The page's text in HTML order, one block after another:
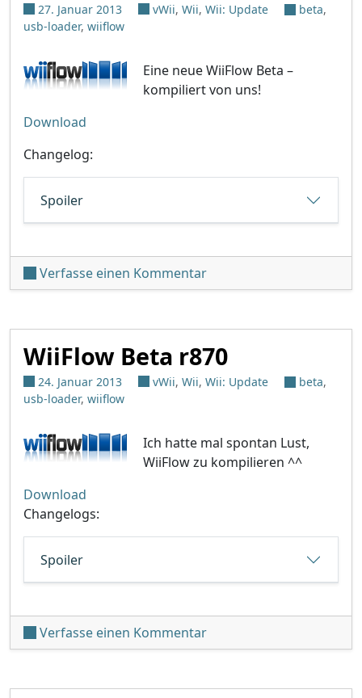
27. Januar 2013 vWii, Wii, Wii: Update beta,
usb-loader, wiiflow
Eine neue WiiFlow Beta –
kompiliert von uns!
Download
Changelog:
Spoiler
Verfasse einen Kommentarunter 'WiiFlow Beta r873'
WiiFlow Beta r870
24. Januar 2013 vWii, Wii, Wii: Update beta,
usb-loader, wiiflow
Ich hatte mal spontan Lust,
WiiFlow zu kompilieren ^^
Download
Changelogs:
Spoiler
Verfasse einen Kommentarunter 'WiiFlow Beta r870'